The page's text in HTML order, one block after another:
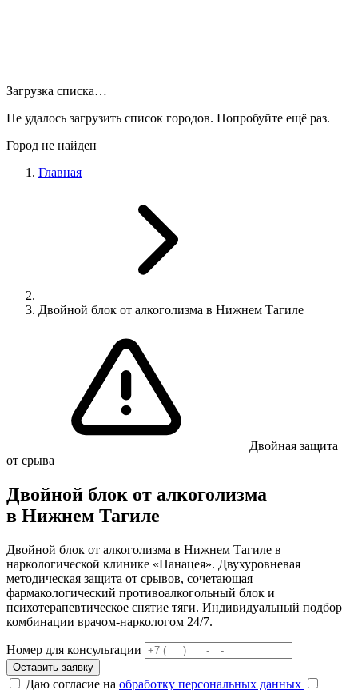
Загрузка списка…
Не удалось загрузить список городов. Попробуйте ещё раз.
Город не найден
Главная
Двойной блок от алкоголизма в Нижнем Тагиле
Двойная защита
от срыва
Двойной блок от алкоголизма
в Нижнем Тагиле
Двойной блок от алкоголизма в Нижнем Тагиле в
наркологической клинике «Панацея». Двухуровневая
методическая защита от срывов, сочетающая
фармакологический противоалкогольный блок и
психотерапевтическое снятие тяги. Индивидуальный подбор
комбинации врачом-наркологом 24/7.
Номер для консультации
Оставить заявку
Даю согласие на обработку персональных данных